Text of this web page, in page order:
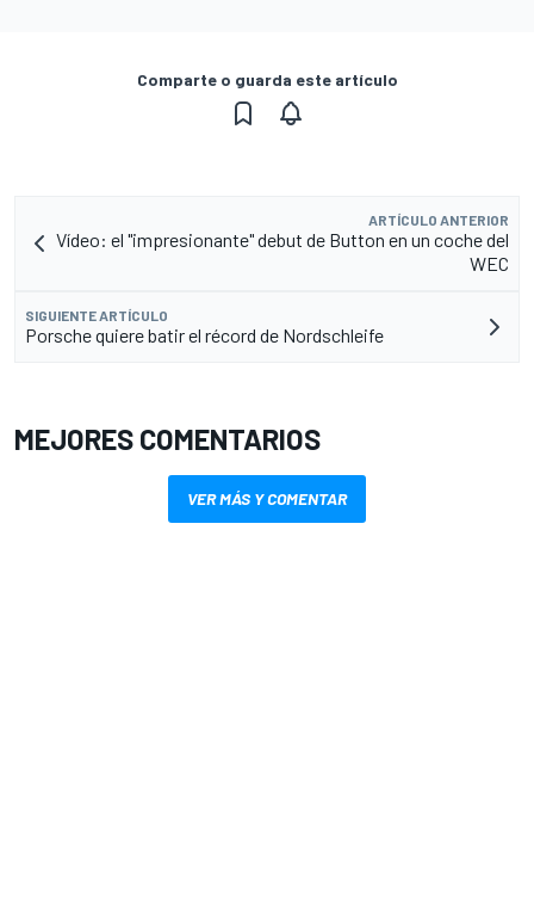
Comparte o guarda este artículo
ARTÍCULO ANTERIOR
Vídeo: el "impresionante" debut de Button en un coche del
WEC
SIGUIENTE ARTÍCULO
Porsche quiere batir el récord de Nordschleife
MEJORES COMENTARIOS
VER MÁS Y COMENTAR